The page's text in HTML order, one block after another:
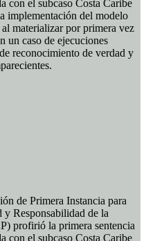
con el subcaso Costa Caribe
implementación del modelo
materializar por primera vez
un caso de ejecuciones
reconocimiento de verdad y
de Primera Instancia para
y Responsabilidad de la
profirió la primera sentencia
con el subcaso Costa Caribe